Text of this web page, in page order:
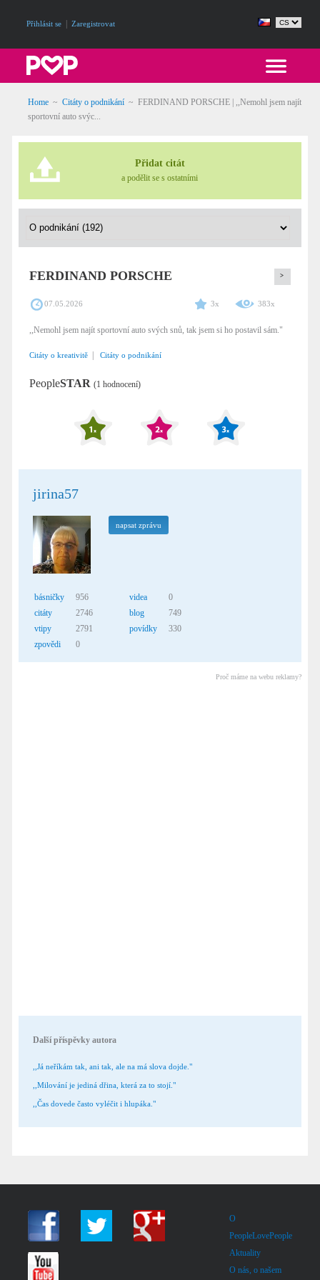
Přihlásit se Zaregistrovat
Home ~ Citáty o podnikání ~ FERDINAND PORSCHE | ,,Nemohl jsem najít
sportovní auto svýc...
Přidat citát
a podělit se s ostatními
FERDINAND PORSCHE >
07.05.2026 3x 383x
,,Nemohl jsem najít sportovní auto svých snů, tak jsem si ho postavil sám."
Citáty o kreativitě | Citáty o podnikání
PeopleSTAR (1 hodnocení)
jirina57
napsat zprávu
básničky
956
citáty
2746
vtipy
2791
zpovědi
0
videa
0
blog
749
povídky
330
Proč máme na webu reklamy?
Další příspěvky autora
,,Já neříkám tak, ani tak, ale na má slova dojde."
,,Milování je jediná dřina, která za to stojí."
,,Čas dovede často vyléčit i hlupáka."
O
PeopleLovePeople
Aktuality
O nás, o našem